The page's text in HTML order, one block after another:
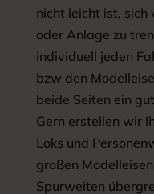
nicht leicht ist, sich
oder Anlage zu
individuell jeden
bzw den
beide Seiten ein
Gern erstellen wir
Loks und
großen
Spurweiten